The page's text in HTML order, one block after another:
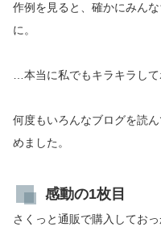
作例を見ると、確かにみん
に。
…本当に私でもキラキラして
何度もいろんなブログを読
めました。
感動の1枚目
さくっと通販で購入してお